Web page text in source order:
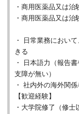
・商用医薬品又は
・商用医薬品又は
・ 日常業務におい
きる
・ 日本語力（報告
支障が無い）
・ 社内外の海外関
【歓迎経験】
・大学院修了（修士